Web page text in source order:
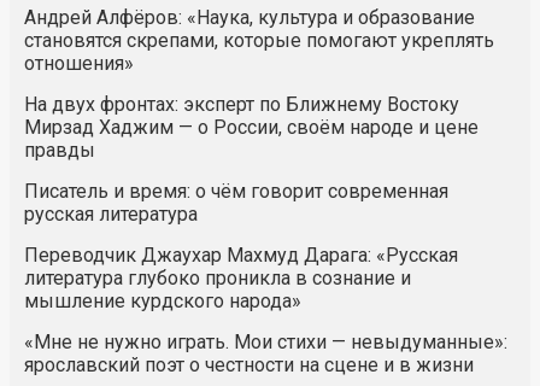
Андрей Алфёров: «Наука, культура и образование
становятся скрепами, которые помогают укреплять
отношения»
На двух фронтах: эксперт по Ближнему Востоку
Мирзад Хаджим — о России, своём народе и цене
правды
Писатель и время: о чём говорит современная
русская литература
Переводчик Джаухар Махмуд Дарага: «Русская
литература глубоко проникла в сознание и
мышление курдского народа»
«Мне не нужно играть. Мои стихи — невыдуманные»:
ярославский поэт о честности на сцене и в жизни